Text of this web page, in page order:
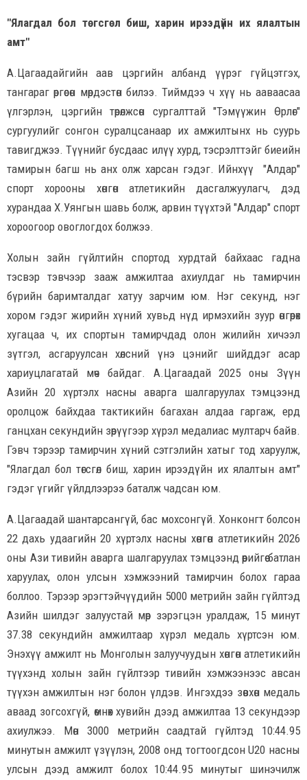
"Ялагдал бол төгсгөл биш, харин ирээдүйн их ялалтын
амт"
А.Цагаадайгийн аав цэргийн албанд үүрэг гүйцэтгэх,
тангараг өргөсөн мөрдэстөн билээ. Тиймдээ ч хүү нь ааваасаа
үлгэрлэн, цэргийн төрөлжсөн сургалттай "Тэмүүжин Өрлөг"
сургуулийг сонгон суралцсанаар их амжилтынх нь суурь
тавигджээ. Түүнийг бусдаас илүү хурд, тэсрэлттэйг биеийн
тамирын багш нь анх олж харсан гэдэг. Ийнхүү "Алдар"
спорт хорооны хөнгөн атлетикийн дасгалжуулагч, дэд
хурандаа Х.Уянгын шавь болж, арвин түүхтэй "Алдар" спорт
хороогоор овоглогдох болжээ.
Холын зайн гүйлтийн спортод хурдтай байхаас гадна
тэсвэр тэвчээр зааж амжилтаа ахиулдаг нь тамирчин
бүрийн баримталдаг хатуу зарчим юм. Нэг секунд, нэг
хором гэдэг жирийн хүний хувьд нүд ирмэхийн зуур өнгөрөх
хугацаа ч, их спортын тамирчдад олон жилийн хичээл
зүтгэл, асгаруулсан хөлсний үнэ цэнийг шийддэг асар
хариуцлагатай мөч байдаг. А.Цагаадай 2025 оны Зүүн
Азийн 20 хүртэлх насны аварга шалгаруулах тэмцээнд
оролцож байхдаа тактикийн багахан алдаа гаргаж, ердөө
ганцхан секундийн зөрүүгээр хүрэл медалиас мултарч байв.
Гэвч тэрээр тамирчин хүний сэтгэлийн хатыг тод харуулж,
"Ялагдал бол төгсгөл биш, харин ирээдүйн их ялалтын амт"
гэдэг үгийг үйлдлээрээ баталж чадсан юм.
А.Цагаадай шантарсангүй, бас мохсонгүй. Хонконгт болсон
22 дахь удаагийн 20 хүртэлх насны хөнгөн атлетикийн 2026
оны Ази тивийн аварга шалгаруулах тэмцээнд өөрийгөө батлан
харуулах, олон улсын хэмжээний тамирчин болох гараа
боллоо. Тэрээр эрэгтэйчүүдийн 5000 метрийн зайн гүйлтэд
Азийн шилдэг залуустай мөр зэрэгцэн уралдаж, 15 минут
37.38 секундийн амжилтаар хүрэл медаль хүртсэн юм.
Энэхүү амжилт нь Монголын залуучуудын хөнгөн атлетикийн
түүхэнд холын зайн гүйлтээр тивийн хэмжээнээс авсан
түүхэн амжилтын нэг болон үлдэв. Ингэхдээ зөвхөн медаль
аваад зогсохгүй, өмнөх хувийн дээд амжилтаа 13 секундээр
ахиулжээ. Мөн 3000 метрийн саадтай гүйлтэд 10:44.95
минутын амжилт үзүүлэн, 2008 онд тогтоогдсон U20 насны
улсын дээд амжилт болох 10:44.95 минутыг шинэчилж